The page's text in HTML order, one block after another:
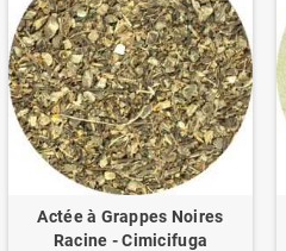
Actée à Grappes Noires
Racine - Cimicifuga